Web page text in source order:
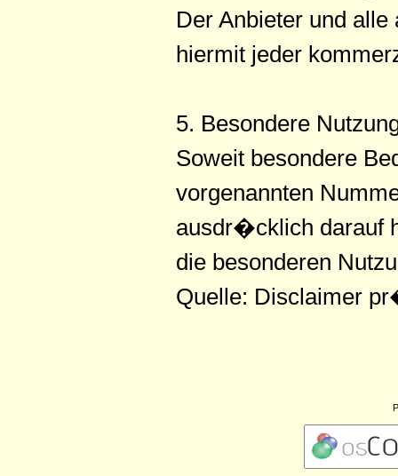
Der Anbieter und
hiermit jeder
5. Besondere
Soweit besondere
vorgenannten
ausdr�cklich darauf
die besonderen
Quelle: Disclaimer